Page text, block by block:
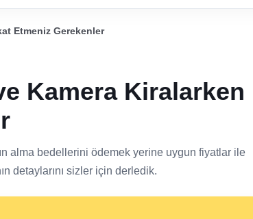
Etmeniz Gerekenler
Kamera Kiralarken
alma bedellerini ödemek yerine uygun fiyatlar ile
detaylarını sizler için derledik.